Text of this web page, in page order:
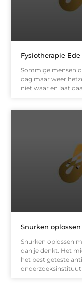
Fysiotherapie
Sommige mensen
dag maar weer
niet waar en laat
Snurken
Snurken oplossen
dan je denkt. Het
het best geteste